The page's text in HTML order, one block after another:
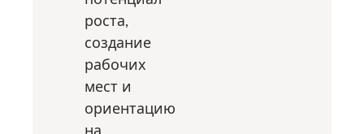
роста,
создание
рабочих
мест и
ориентацию
на